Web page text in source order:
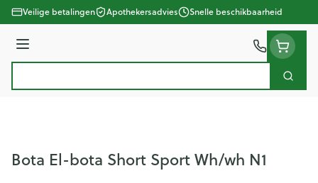
Ga naar de inhoud
Veilige betalingen Apothekersadvies Snelle beschikbaarheid
Menu
Zoek
Bota El-bota Short Sport Wh/wh N1